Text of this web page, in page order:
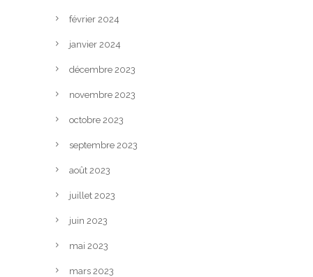
février 2024
janvier 2024
décembre 2023
novembre 2023
octobre 2023
septembre 2023
août 2023
juillet 2023
juin 2023
mai 2023
mars 2023